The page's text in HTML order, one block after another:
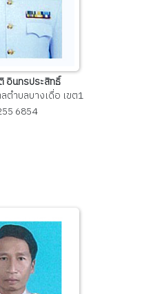
อินทรประสิทธิ์
ตำบลบางเดื่อ เขต1
6854